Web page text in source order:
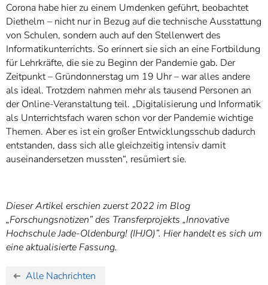
Corona habe hier zu einem Umdenken geführt, beobachtet
Diethelm – nicht nur in Bezug auf die technische Ausstattung
von Schulen, sondern auch auf den Stellenwert des
Informatikunterrichts. So erinnert sie sich an eine Fortbildung
für Lehrkräfte, die sie zu Beginn der Pandemie gab. Der
Zeitpunkt – Gründonnerstag um 19 Uhr – war alles andere
als ideal. Trotzdem nahmen mehr als tausend Personen an
der Online-Veranstaltung teil. „Digitalisierung und Informatik
als Unterrichtsfach waren schon vor der Pandemie wichtige
Themen. Aber es ist ein großer Entwicklungsschub dadurch
entstanden, dass sich alle gleichzeitig intensiv damit
auseinandersetzen mussten“, resümiert sie.
Dieser Artikel erschien zuerst 2022 im Blog
„Forschungsnotizen” des Transferprojekts „Innovative
Hochschule Jade-Oldenburg! (IHJO)”. Hier handelt es sich um
eine aktualisierte Fassung.
Alle Nachrichten